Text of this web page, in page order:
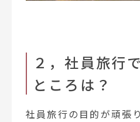
２，社員旅行
ところは？
社員旅行の目的が頑張